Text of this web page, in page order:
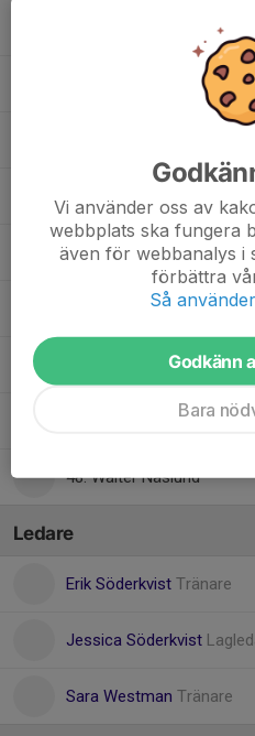
45. Harry Svedestedt
47. Jack Söderkvist
82. Jermak Tsumakov
86. Oskar Westman
48. Walter Näslund
Ledare
Erik Söderkvist Tränare
Jessica Söderkvist
Sara Westman Tränare
Vi använder oss av
webbplats ska fungera
även för webbanalys i
förbättra
Så
Godkänn
Bara